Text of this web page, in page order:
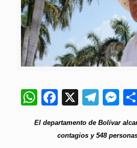
WhatsApp
Facebook
X
El departamento de Bolívar
contagios y 548